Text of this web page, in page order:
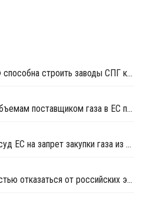
В Газпроме заявили, что РФ способна строить заводы СПГ как у себя, так и за рубежом
Россия стала третьим по объемам поставщиком газа в ЕС после Норвегии и США
Словакия подала жалобу в суд ЕС на запрет закупки газа из РФ
Евросоюз планирует полностью отказаться от российских энергоносителей